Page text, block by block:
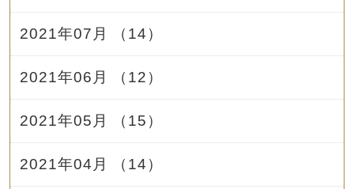
2021年07月 （14）
2021年06月 （12）
2021年05月 （15）
2021年04月 （14）